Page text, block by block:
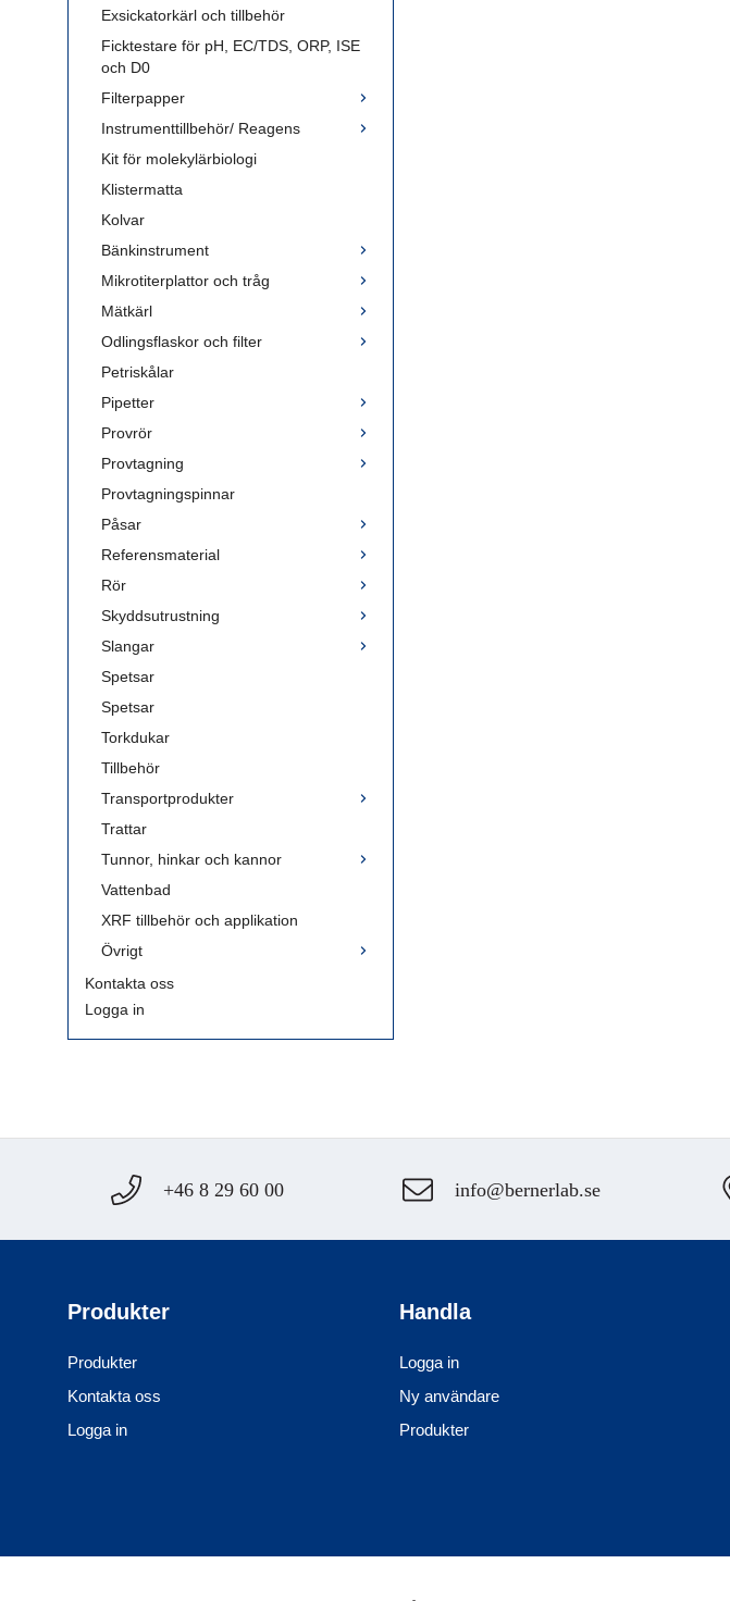
Exsickatorkärl och tillbehör
Ficktestare för pH, EC/TDS, ORP, ISE
och D0
Filterpapper
Instrumenttillbehör/ Reagens
Kit för molekylärbiologi
Klistermatta
Kolvar
Bänkinstrument
Mikrotiterplattor och tråg
Mätkärl
Odlingsflaskor och filter
Petriskålar
Pipetter
Provrör
Provtagning
Provtagningspinnar
Påsar
Referensmaterial
Rör
Skyddsutrustning
Slangar
Spetsar
Spetsar
Torkdukar
Tillbehör
Transportprodukter
Trattar
Tunnor, hinkar och kannor
Vattenbad
XRF tillbehör och applikation
Övrigt
Kontakta oss
Logga in
+46 8 29 60 00 info@bernerlab.se
Produkter
Produkter
Kontakta oss
Logga in
Handla
Logga in
Ny användare
Produkter